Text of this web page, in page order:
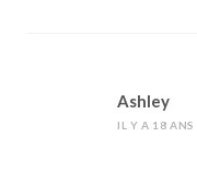
Ashley
IL Y A 18 ANS